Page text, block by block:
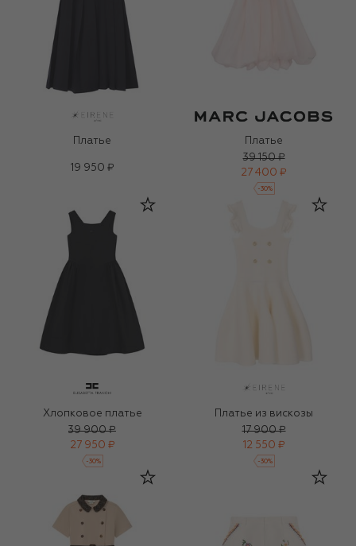
Платье
19 950 ₽
Платье
39 150 ₽
27 400 ₽
-30%
Хлопковое платье
39 900 ₽
27 950 ₽
-30%
Платье из вискозы
17 900 ₽
12 550 ₽
-30%